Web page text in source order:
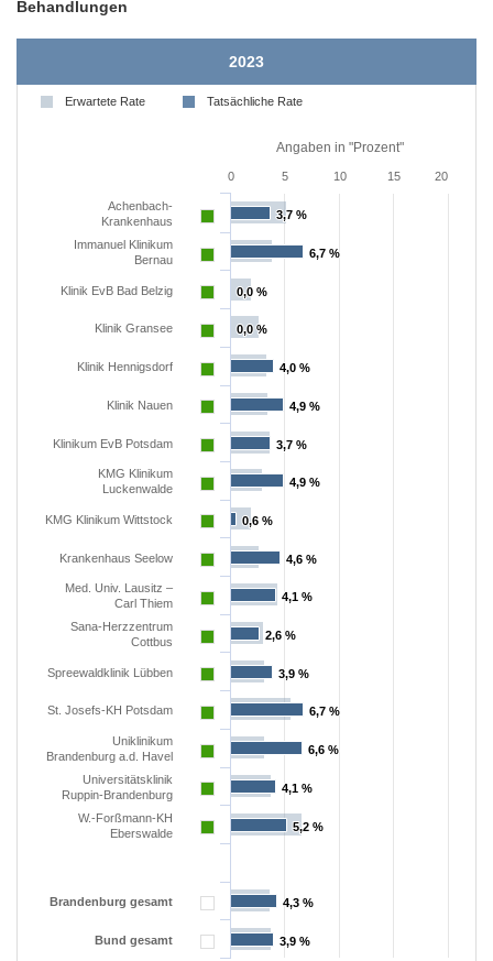
Behandlungen
2023
Erwartete Rate Tatsächliche Rate
Angaben in "Prozent"
3,7 %
3,7 %
6,7 %
6,7 %
0,0 %
0,0 %
0,0 %
0,0 %
4,0 %
4,0 %
4,9 %
4,9 %
3,7 %
3,7 %
4,9 %
4,9 %
0,6 %
0,6 %
4,6 %
4,6 %
4,1 %
4,1 %
2,6 %
2,6 %
3,9 %
3,9 %
6,7 %
6,7 %
6,6 %
6,6 %
4,1 %
4,1 %
5,2 %
5,2 %
4,3 %
4,3 %
3,9 %
3,9 %
Achenbach-
Krankenhaus
Immanuel Klinikum
Bernau
Klinik EvB Bad Belzig
Klinik Gransee
Klinik Hennigsdorf
Klinik Nauen
Klinikum EvB Potsdam
KMG Klinikum
Luckenwalde
KMG Klinikum Wittstock
Krankenhaus Seelow
Med. Univ. Lausitz –
Carl Thiem
Sana-Herzzentrum
Cottbus
Spreewaldklinik Lübben
St. Josefs-KH Potsdam
Uniklinikum
Brandenburg a.d. Havel
Universitätsklinik
Ruppin-Brandenburg
W.-Forßmann-KH
Eberswalde
Brandenburg gesamt
Bund gesamt
0 5 10 15 20